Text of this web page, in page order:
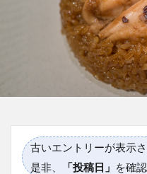
古いエントリーが表示
是非、
「投稿日」 を確